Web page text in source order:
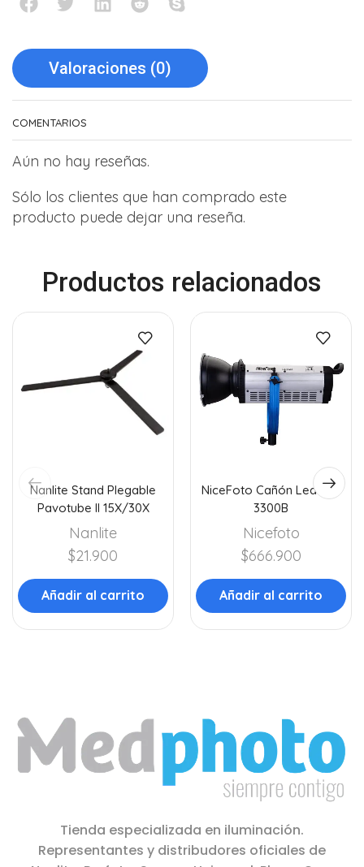
Valoraciones (0)
COMENTARIOS
Aún no hay reseñas.
Sólo los clientes que han comprado este
producto puede dejar una reseña.
Productos relacionados
Nanlite Stand Plegable
Pavotube II 15X/30X
Nanlite
$21.900
Añadir al carrito
NiceFoto Cañón Led HA-
3300B
Nicefoto
$666.900
Añadir al carrito
Tienda especializada en iluminación.
Representantes y distribudores oficiales de